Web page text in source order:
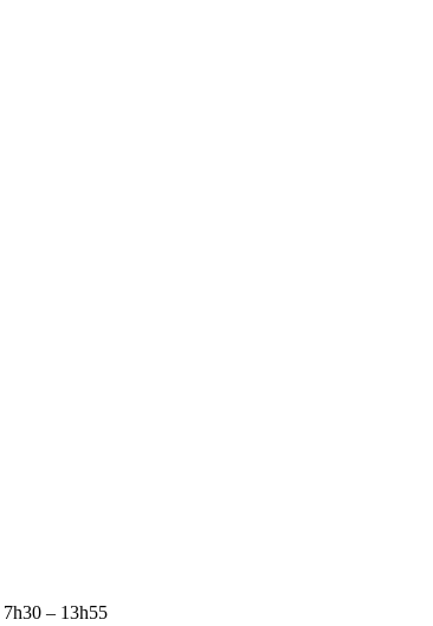
– 13h55